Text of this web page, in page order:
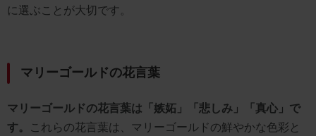
に選ぶことが大切です。
マリーゴールドの花言葉
マリーゴールドの花言葉は「嫉妬」「悲しみ」「真心」で
す。 これらの花言葉は、マリーゴールドの鮮やかな色彩と